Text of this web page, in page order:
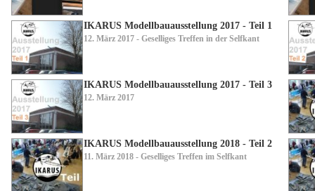
IKARUS Modellbauausstellung 2017 - Teil 1
12. März 2017 - Geselliges Treffen in der Selfkant
IKARUS Modellbauausstellung 2017 - Teil 3
12. März 2017
IKARUS Modellbauausstellung 2018 - Teil 2
11. März 2018 - Geselliges Treffen im Selfkant